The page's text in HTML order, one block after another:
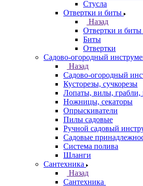
Стусла
Отвертки и биты
Назад
Отвертки и биты
Биты
Отвертки
Садово-огородный
Назад
Садово-огородный
Кусторезы, сучкорезы
Лопаты, вилы, грабли,
Ножницы, секаторы
Опрыскиватели
Пилы садовые
Ручной садовый
Садовые
Система полива
Шланги
Сантехника
Назад
Сантехника